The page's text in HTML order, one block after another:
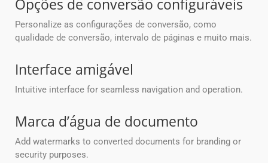
Opções de conversão configuráveis
Personalize as configurações de conversão, como
qualidade de conversão, intervalo de páginas e muito mais.
Interface amigável
Intuitive interface for seamless navigation and operation.
Marca d’água de documento
Add watermarks to converted documents for branding or
security purposes.